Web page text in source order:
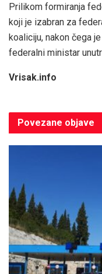
Prilikom formiranja
koji je izabran za
koaliciju, nakon čega
federalni ministar
Vrisak.info
Povezane objave